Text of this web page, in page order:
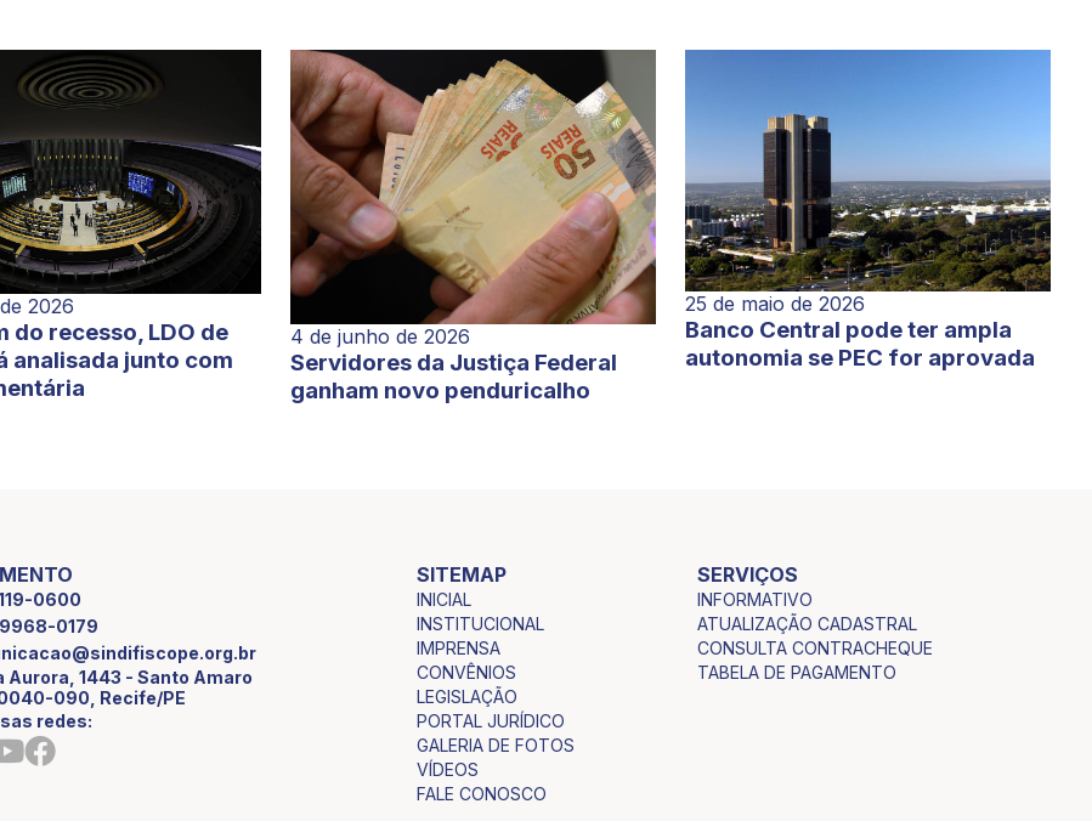
2026
do recesso, LDO de
analisada junto com
4 de junho de 2026
Servidores da Justiça Federal
ganham novo penduricalho
25 de maio de 2026
Banco Central pode ter ampla
autonomia se PEC for aprovada
0600
0179
Aurora, 1443 - Santo Amaro
090, Recife/PE
redes:
SITEMAP
INICIAL
INSTITUCIONAL
IMPRENSA
CONVÊNIOS
LEGISLAÇÃO
PORTAL JURÍDICO
GALERIA DE FOTOS
VÍDEOS
FALE CONOSCO
SERVIÇOS
INFORMATIVO
ATUALIZAÇÃO CADASTRAL
CONSULTA CONTRACHEQUE
TABELA DE PAGAMENTO